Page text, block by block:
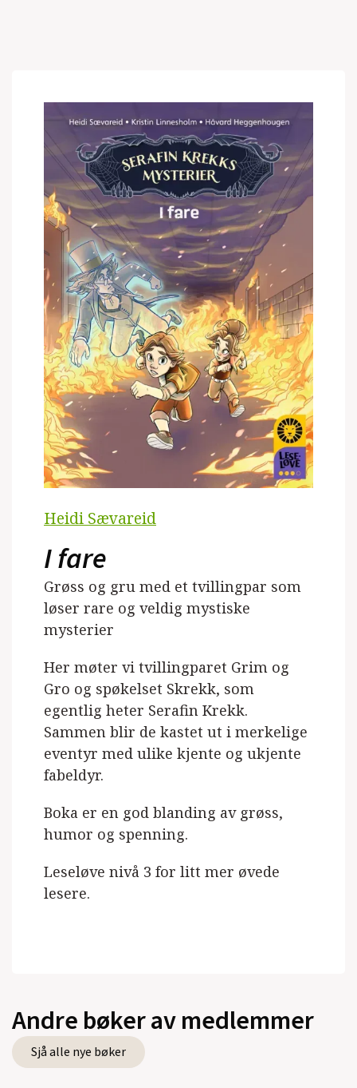
Heidi Sævareid
I fare
Grøss og gru med et tvillingpar som
løser rare og veldig mystiske
mysterier
Her møter vi tvillingparet Grim og
Gro og spøkelset Skrekk, som
egentlig heter Serafin Krekk.
Sammen blir de kastet ut i merkelige
eventyr med ulike kjente og ukjente
fabeldyr.
Boka er en god blanding av grøss,
humor og spenning.
Leseløve nivå 3 for litt mer øvede
lesere.
Andre bøker av medlemmer
Sjå alle nye bøker